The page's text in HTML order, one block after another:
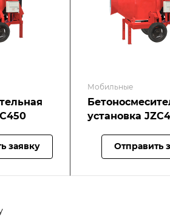
заявку
Мобильные
установка
Отправить